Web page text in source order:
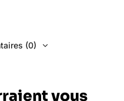
(0)
vous